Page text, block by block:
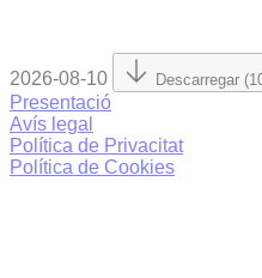
2026-08-10 Descarregar
Presentació
Avís legal
Política de Privacitat
Política de Cookies